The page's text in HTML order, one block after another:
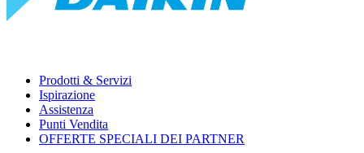
Prodotti & Servizi
Ispirazione
Assistenza
Punti Vendita
OFFERTE SPECIALI DEI PARTNER